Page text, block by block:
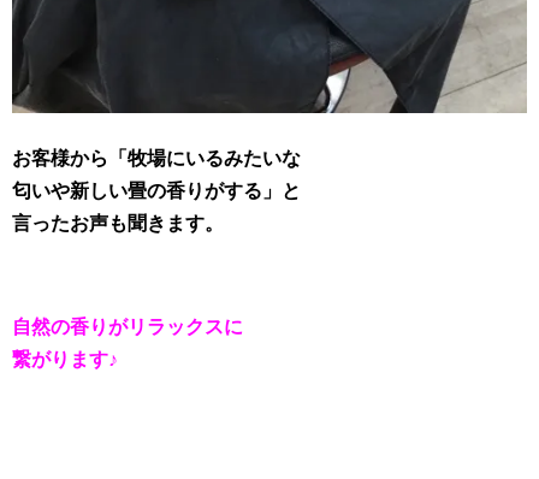
お客様から「牧場にいるみたいな
匂いや新しい畳の香りがする」と
言ったお声も聞きます。
自然の香りがリラックスに
繋がります♪